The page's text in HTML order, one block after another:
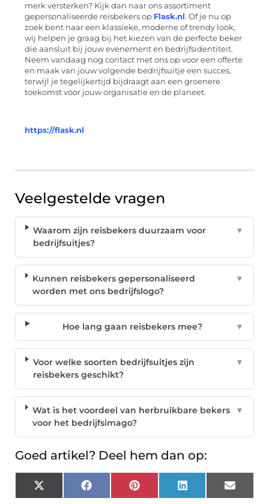
merk versterken? Kijk dan naar ons assortiment
gepersonaliseerde reisbekers op Flask.nl. Of je nu op
zoek bent naar een klassieke, moderne of trendy look,
wij helpen je graag bij het kiezen van de perfecte beker
die aansluit bij jouw evenement en bedrijfsidentiteit.
Neem vandaag nog contact met ons op voor een offerte
en maak van jouw volgende bedrijfsuitje een succes,
terwijl je tegelijkertijd bijdraagt aan een groenere
toekomst voor jouw organisatie en de planeet.
https://flask.nl
Veelgestelde vragen
Waarom zijn reisbekers duurzaam voor
bedrijfsuitjes?
▼
Kunnen reisbekers gepersonaliseerd
worden met ons bedrijfslogo?
▼
Hoe lang gaan reisbekers mee? ▼
Voor welke soorten bedrijfsuitjes zijn
reisbekers geschikt?
▼
Wat is het voordeel van herbruikbare bekers
voor het bedrijfsimago?
▼
Goed artikel? Deel hem dan op:
X
(Twitter)
Facebook Pinterest LinkedIn Email